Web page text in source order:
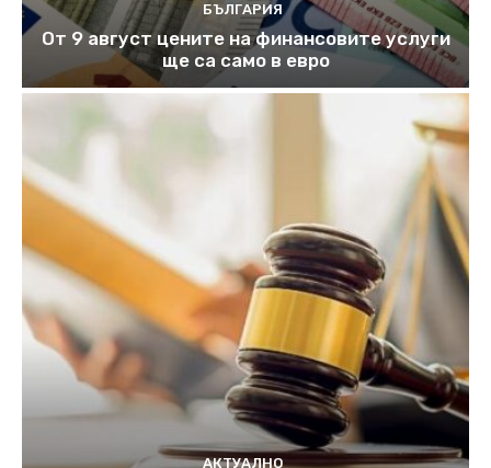
БЪЛГАРИЯ
От 9 август цените на финансовите услуги
ще са само в евро
АКТУАЛНО